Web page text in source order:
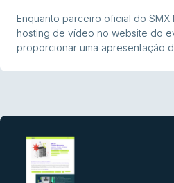
Enquanto parceiro oficial do SMX
hosting de vídeo no website do
proporcionar uma apresentação